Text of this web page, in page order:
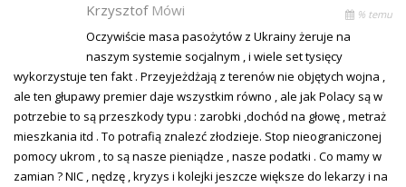
Krzysztof Mówi % temu
Oczywiście masa pasożytów z Ukrainy żeruje na
naszym systemie socjalnym , i wiele set tysięcy
wykorzystuje ten fakt . Przeyjeżdżają z terenów nie objętych wojna ,
ale ten głupawy premier daje wszystkim równo , ale jak Polacy są w
potrzebie to są przeszkody typu : zarobki ,dochód na głowę , metraż
mieszkania itd . To potrafią znalezć złodzieje. Stop nieograniczonej
pomocy ukrom , to są nasze pieniądze , nasze podatki . Co mamy w
zamian ? NIC , nędzę , kryzys i kolejki jeszcze większe do lekarzy i na